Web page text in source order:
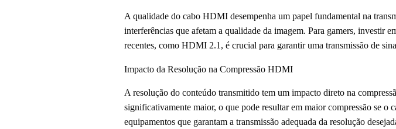
A qualidade do cabo HDMI desempenha um papel fundamental na
interferências que afetam a qualidade da imagem. Para gamers, investir
recentes, como HDMI 2.1, é crucial para garantir uma transmissão de
Impacto da Resolução na Compressão HDMI
A resolução do conteúdo transmitido tem um impacto direto na
significativamente maior, o que pode resultar em maior compressão se
equipamentos que garantam a transmissão adequada da resolução